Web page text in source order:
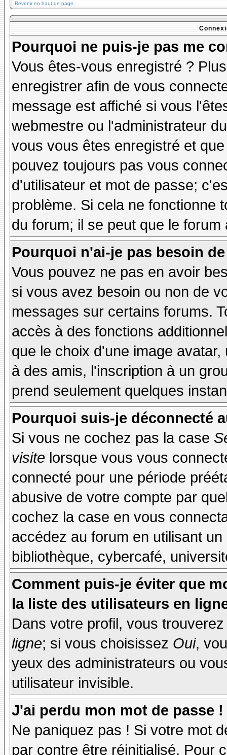
Revenir en haut de page
Pourquoi ne puis-je pas me
Vous êtes-vous enregistré ?
enregistrer afin de vous
message est affiché si vous
webmestre ou l'administrateur
vous vous êtes enregistré et
pouvez toujours pas vous
d'utilisateur et mot de passe;
problème. Si cela ne fonctionne
du forum; il se peut que le
Pourquoi n'ai-je pas besoin
Vous pouvez ne pas en avoir
si vous avez besoin ou non de
messages sur certains forums.
accès à des fonctions
que le choix d'une image
à des amis, l'inscription à un
prend seulement quelques
Pourquoi suis-je déconnecté
Si vous ne cochez pas la case
visite lorsque vous vous
connecté pour une période
abusive de votre compte par
cochez la case en vous
accédez au forum en utilisant
bibliothèque, cybercafé,
Comment puis-je éviter que
la liste des utilisateurs en
Dans votre profil, vous
ligne; si vous choisissez Oui,
yeux des administrateurs ou
utilisateur invisible.
J'ai perdu mon mot de passe !
Ne paniquez pas ! Si votre mot
par contre être réinitialisé. Pour